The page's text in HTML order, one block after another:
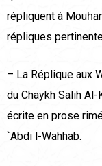
répliquent à
répliques
– La Réplique aux
du Chaykh Salih
écrite en prose
`Abdi l-Wahhab.